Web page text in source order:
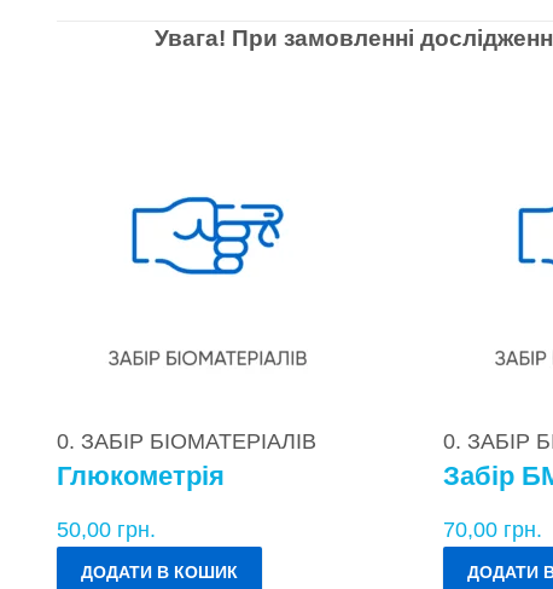
Увага! При замовленні
0. ЗАБІР БІОМАТЕРІАЛІВ
Глюкометрія
50,00 грн.
ДОДАТИ В КОШИК
0. ЗАБІР
Забір
70,00 грн.
ДОДАТИ